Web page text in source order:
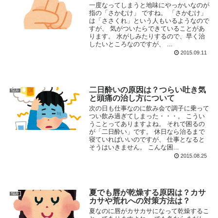
一度なってしまうと地味にやっかいなのが
指の「さかむけ」 ですね。 「さかむけ」
は「ささくれ」という人もいるようなので
すが、 気がついたらできていることがあ
ります。 水がしみたりするので、早く治
したいところなのですが、 ...
2015.09.11
悩み
二日酔いの原因は？つらい吐き気
と頭痛の治し方について
次の日も仕事なのに飲み会で調子に乗って
つい飲み過ぎてしまった・・・。 こうい
うことってありますよね。 それで困るの
が「二日酔い」です。 休日なら治るまで
寝ていればいいのですが、 仕事となると
そうはいきません。 こんな困...
2015.08.25
悩み
夏でも唇が乾燥する原因は？カサ
カサや荒れへの対策方法は？
夏なのに唇がカサカサになって乾燥するこ